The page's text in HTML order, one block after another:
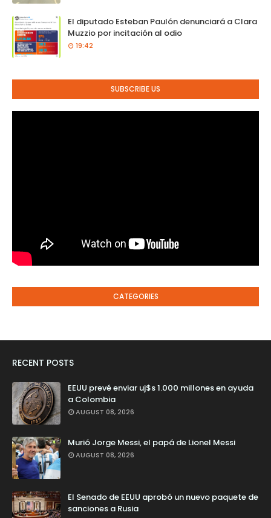
El diputado Esteban Paulón denunciará a Clara
Muzzio por incitación al odio
19:42
SUBSCRIBE US
CATEGORIES
RECENT POSTS
EEUU prevé enviar uj$s 1.000 millones en ayuda
a Colombia
AUGUST 08, 2026
Murió Jorge Messi, el papá de Lionel Messi
AUGUST 08, 2026
El Senado de EEUU aprobó un nuevo paquete de
sanciones a Rusia